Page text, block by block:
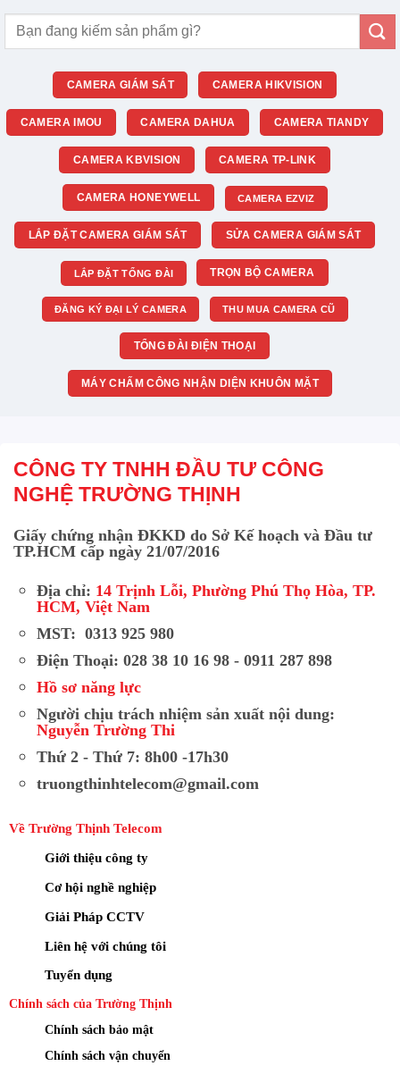
Tìm
CAMERA GIÁM SÁT CAMERA HIKVISION
CAMERA IMOU CAMERA DAHUA CAMERA TIANDY
CAMERA KBVISION CAMERA TP-LINK
CAMERA HONEYWELL CAMERA EZVIZ
LẮP ĐẶT CAMERA GIÁM SÁT SỬA CAMERA GIÁM SÁT
LẮP ĐẶT TỔNG ĐÀI TRỌN BỘ CAMERA
ĐĂNG KÝ ĐẠI LÝ CAMERA THU MUA CAMERA CŨ
TỔNG ĐÀI ĐIỆN THOẠI
MÁY CHẤM CÔNG NHẬN DIỆN KHUÔN MẶT
CÔNG TY TNHH ĐẦU TƯ CÔNG
NGHỆ TRƯỜNG THỊNH
Giấy chứng nhận ĐKKD do Sở Kế hoạch và Đầu tư
TP.HCM cấp ngày 21/07/2016
Địa chỉ: 14 Trịnh Lỗi, Phường Phú Thọ Hòa, TP.
HCM, Việt Nam
MST: 0313 925 980
Điện Thoại: 028 38 10 16 98 - 0911 287 898
Hồ sơ năng lực
Người chịu trách nhiệm sản xuất nội dung:
Nguyễn Trường Thi
Thứ 2 - Thứ 7: 8h00 -17h30
truongthinhtelecom@gmail.com
Về Trường Thịnh Telecom
Giới thiệu công ty
Cơ hội nghề nghiệp
Giải Pháp CCTV
Liên hệ với chúng tôi
Tuyển dụng
Chính sách của Trường Thịnh
Chính sách bảo mật
Chính sách vận chuyển